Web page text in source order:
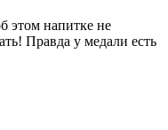
этом напитке не
Правда у медали есть